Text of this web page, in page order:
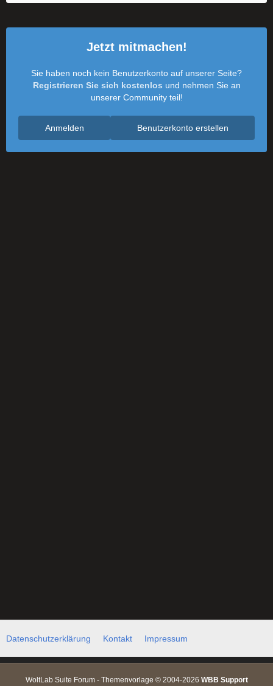
Jetzt mitmachen!
Sie haben noch kein Benutzerkonto auf unserer Seite?
Registrieren Sie sich kostenlos und nehmen Sie an
unserer Community teil!
Benutzerkonto erstellen
Anmelden
Datenschutzerklärung Kontakt Impressum
WoltLab Suite Forum - Themenvorlage © 2004-2026 WBB Support